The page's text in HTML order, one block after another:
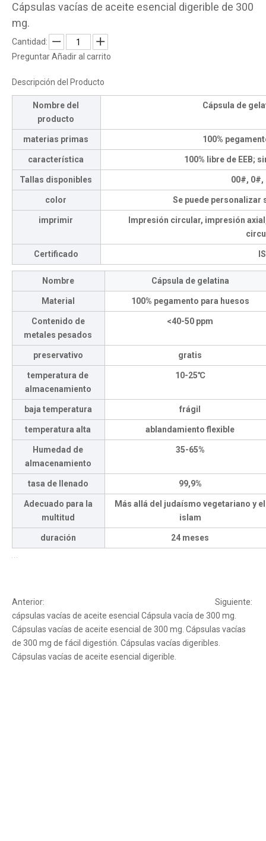
Cápsulas vacías de aceite esencial digerible de 300
mg.
Cantidad:
PreguntarAñadir al carrito
Descripción del Producto
Nombre del
producto
Cápsula de
materias primas 100%
característica 100% libre de EEB;
Tallas disponibles 00#, 0#,
color Se puede personalizar
imprimir
Impresión circular, impresión
Certificado
Nombre Cápsula de gelatina
Material 100% pegamento para huesos
Contenido de
metales pesados
<40-50 ppm
preservativo gratis
temperatura de
almacenamiento
10-25℃
baja temperatura frágil
temperatura alta ablandamiento flexible
Humedad de
almacenamiento
35-65%
tasa de llenado 99,9%
Adecuado para la
multitud
Más allá del judaísmo vegetariano y el
islam
duración 24 meses
Anterior:
Siguiente:
cápsulas vacías de aceite esencial Cápsula vacía de 300 mg.
Cápsulas vacías de aceite esencial de 300 mg. Cápsulas vacías
de 300 mg de fácil digestión. Cápsulas vacías digeribles.
Cápsulas vacías de aceite esencial digerible.